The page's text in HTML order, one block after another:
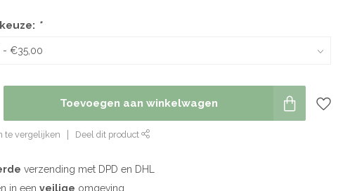
*
Toevoegen aan winkelwagen
te vergelijken Deel dit product
verzending met DPD en DHL
in eenveilige omgeving